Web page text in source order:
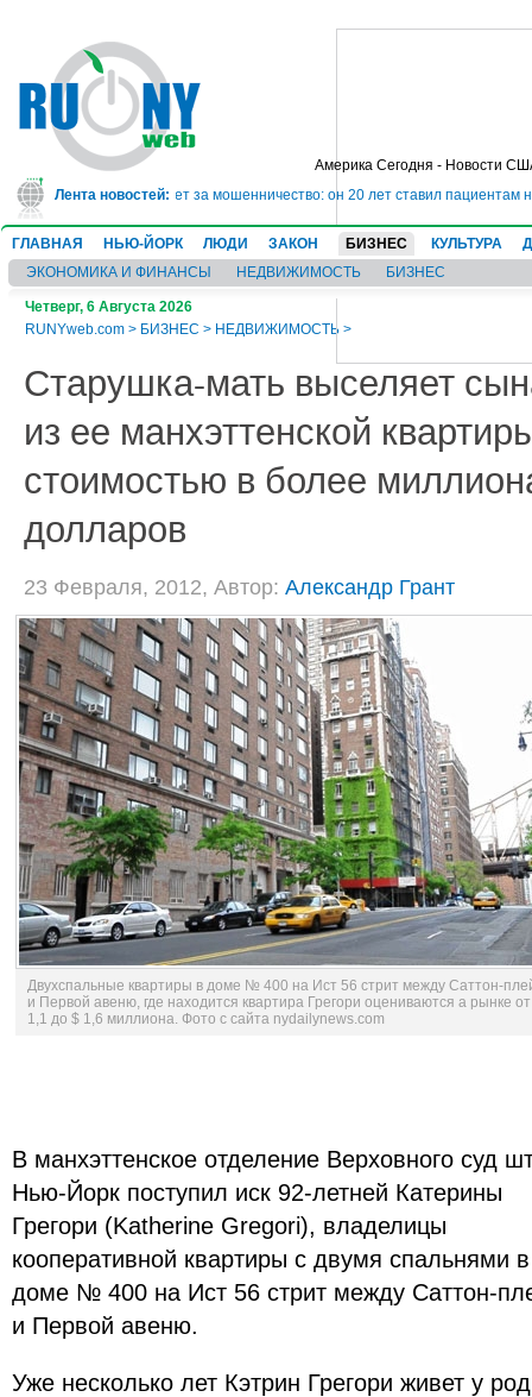
Америка Сегодня - Новости
Лента новостей:
в тюрьму на 10 лет за мошенничество: он 20 лет ставил пациентам
ГЛАВНАЯ НЬЮ-ЙОРК ЛЮДИ ЗАКОН БИЗНЕС КУЛЬТУРА
ЭКОНОМИКА И ФИНАНСЫ
НЕДВИЖИМОСТЬ БИЗНЕС
Четверг, 6 Августа 2026
RUNYweb.com > БИЗНЕС > НЕДВИЖИМОСТЬ >
Старушка-мать выселяет
из ее манхэттенской
стоимостью в более
долларов
23 Февраля, 2012, Автор: Александр Грант
Двухспальные квартиры в доме № 400 на Ист 56 стрит между Саттон-
и Первой авеню, где находится квартира Грегори оцениваются а рынке
1,1 до $ 1,6 миллиона. Фото с сайта nydailynews.com
В манхэттенское отделение Верховного суд
Нью-Йорк поступил иск 92-летней Катерины
Грегори (Katherine Gregori), владелицы
кооперативной квартиры с двумя спальнями в
доме № 400 на Ист 56 стрит между Саттон-
и Первой авеню.
Уже несколько лет Кэтрин Грегори живет у